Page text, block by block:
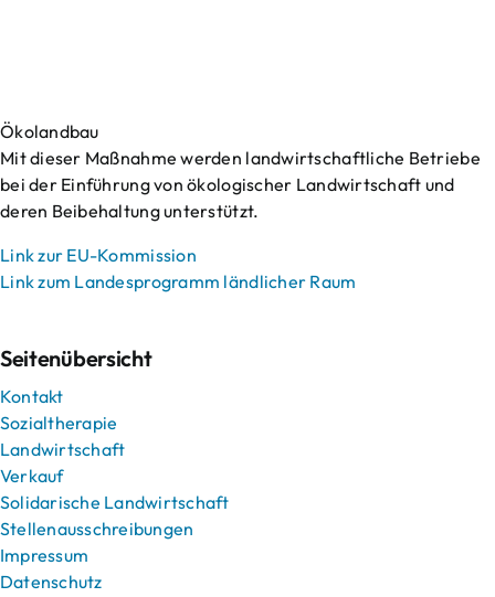
Ökolandbau
Mit dieser Maßnahme werden landwirtschaftliche Betriebe
bei der Einführung von ökologischer Landwirtschaft und
deren Beibehaltung unterstützt.
Link zur EU-Kommission
Link zum Landesprogramm ländlicher Raum
Seitenübersicht
Kontakt
Sozialtherapie
Landwirtschaft
Verkauf
Solidarische Landwirtschaft
Stellenausschreibungen
Impressum
Datenschutz